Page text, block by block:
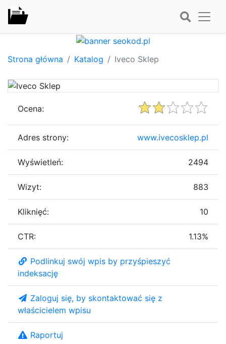
Strona główna Katalog Iveco Sklep
Ocena:
Adres strony: www.ivecosklep.pl
Wyświetleń: 2494
Wizyt: 883
Kliknięć: 10
CTR: 1.13%
Podlinkuj swój wpis by przyśpieszyć
indeksację
Zaloguj się, by skontaktować się z
właścicielem wpisu
Raportuj